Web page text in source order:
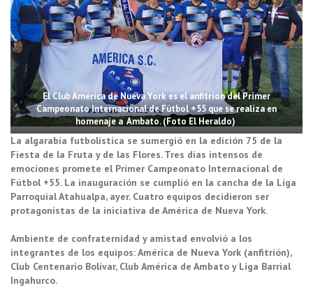
El Club América de Nueva York es el anfitrión del Primer
Campeonato Internacional de Fútbol +55 que se realiza en
homenaje a Ambato. (Foto El Heraldo)
La algarabía futbolística se sumergió en la edición 75 de la
Fiesta de la Fruta y de las Flores. Tres días intensos de
emociones promete el Primer Campeonato Internacional de
Fútbol +55. La inauguración se cumplió en la cancha de la Liga
Parroquial Atahualpa, ayer. Cuatro equipos decidieron ser
protagonistas de la iniciativa de América de Nueva York.
Ambiente de confraternidad y amistad envolvió a los
integrantes de los equipos: América de Nueva York (anfitrión),
Club Centenario Bolívar, Club América de Ambato y Liga Barrial
Ingahurco.